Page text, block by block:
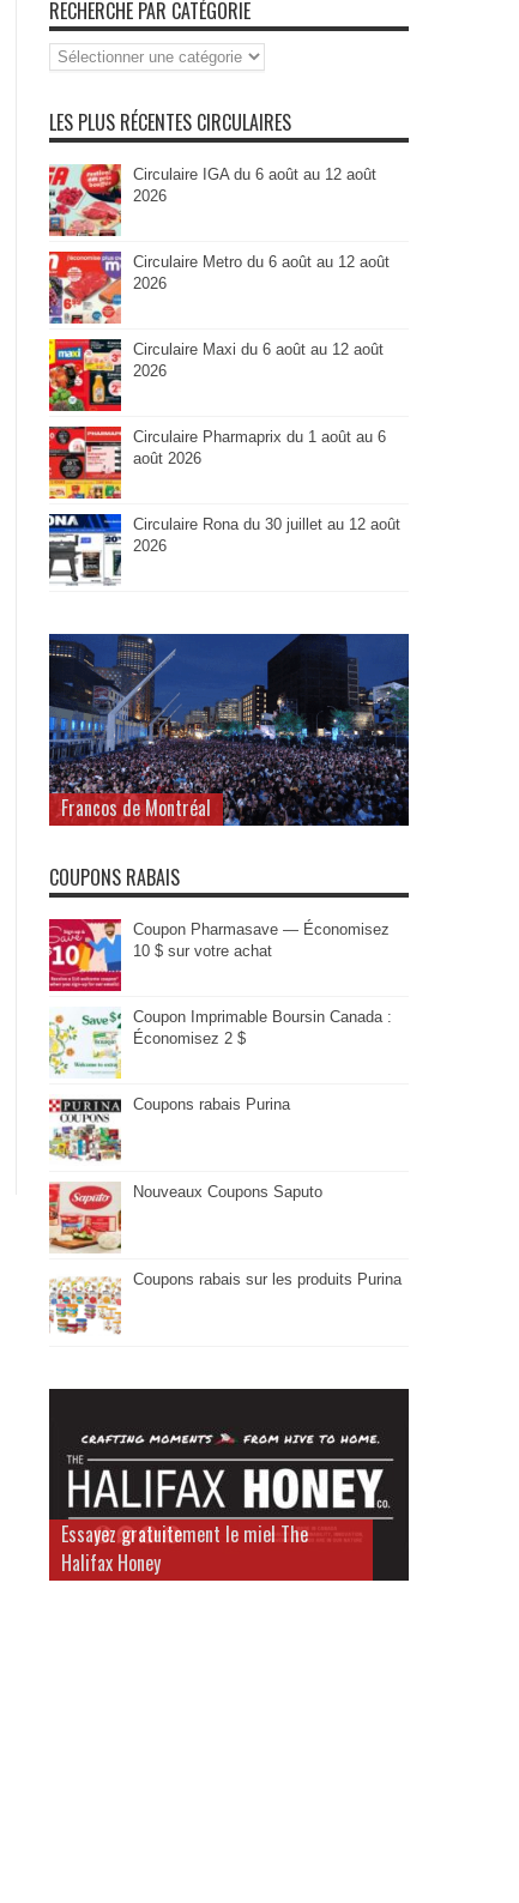
RECHERCHE PAR CATÉGORIE
Recherche
par
LES PLUS RÉCENTES CIRCULAIRES
Circulaire IGA du 6 août au 12 août
2026
Circulaire Metro du 6 août au 12 août
2026
Circulaire Maxi du 6 août au 12 août
2026
Circulaire Pharmaprix du 1 août au 6
août 2026
Circulaire Rona du 30 juillet au 12 août
2026
Francos de Montréal
COUPONS RABAIS
Coupon Pharmasave — Économisez
10 $ sur votre achat
Coupon Imprimable Boursin Canada :
Économisez 2 $
Coupons rabais Purina
Nouveaux Coupons Saputo
Coupons rabais sur les produits Purina
Essayez gratuitement le miel The
Halifax Honey